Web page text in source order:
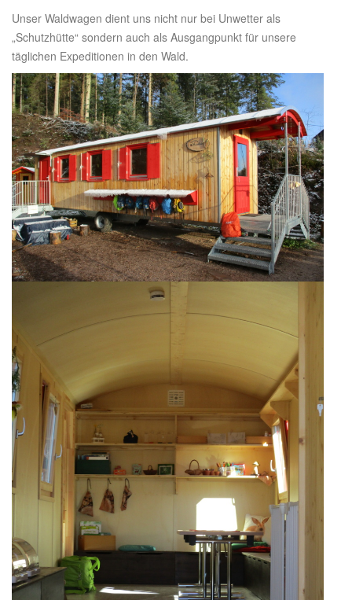
Unser Waldwagen dient uns nicht nur bei Unwetter als
„Schutzhütte“ sondern auch als Ausgangpunkt für unsere
täglichen Expeditionen in den Wald.